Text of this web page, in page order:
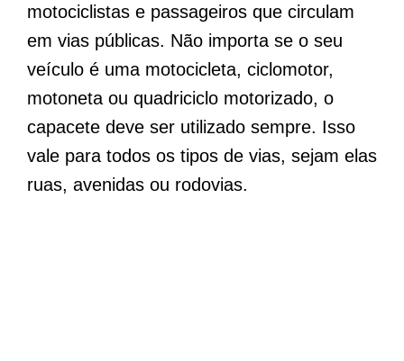
motociclistas e passageiros que circulam
em vias públicas. Não importa se o seu
veículo é uma motocicleta, ciclomotor,
motoneta ou quadriciclo motorizado, o
capacete deve ser utilizado sempre. Isso
vale para todos os tipos de vias, sejam elas
ruas, avenidas ou rodovias.